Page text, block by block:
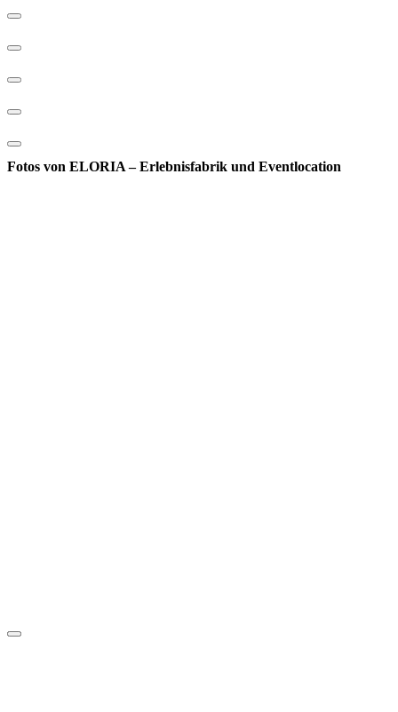
Fotos von ELORIA – Erlebnisfabrik und Eventlocation